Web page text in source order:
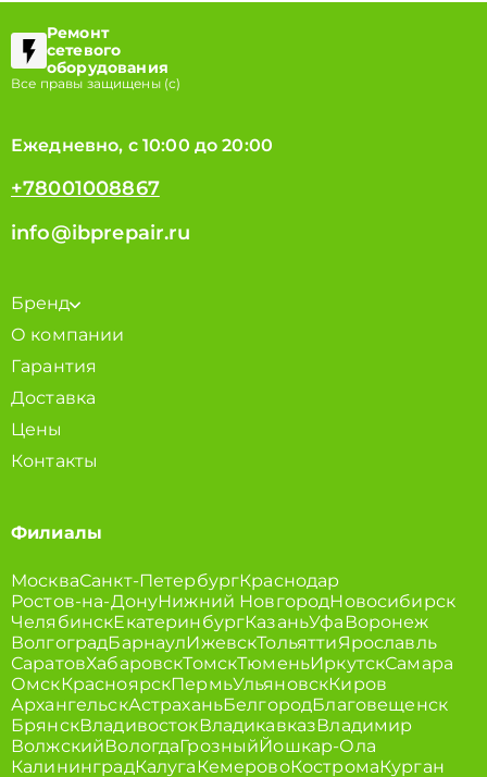
Ремонт
сетевого
оборудования
Все правы защищены (с)
Ежедневно, с 10:00 до 20:00
+78001008867
info@ibprepair.ru
Бренд
О компании
Гарантия
Доставка
Цены
Контакты
Филиалы
МоскваСанкт-ПетербургКраснодар
Ростов-на-ДонуНижний НовгородНовосибирск
ЧелябинскЕкатеринбургКазаньУфаВоронеж
ВолгоградБарнаулИжевскТольяттиЯрославль
СаратовХабаровскТомскТюменьИркутскСамара
ОмскКрасноярскПермьУльяновскКиров
АрхангельскАстраханьБелгородБлаговещенск
БрянскВладивостокВладикавказВладимир
ВолжскийВологдаГрозныйЙошкар-Ола
КалининградКалугаКемеровоКостромаКурган